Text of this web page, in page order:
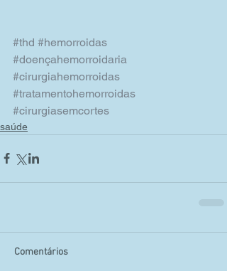
#thd #hemorroidas
#doençahemorroidaria
#cirurgiahemorroidas
#tratamentohemorroidas
#cirurgiasemcortes
saúde
Comentários